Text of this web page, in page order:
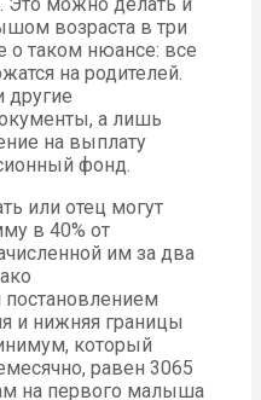
возраста в три
о таком нюансе: все
на родителей.
другие
а лишь
на выплату
фонд.
или отец могут
в 40% от
им за два
и нижняя границы
который
равен 3065
на первого малыша